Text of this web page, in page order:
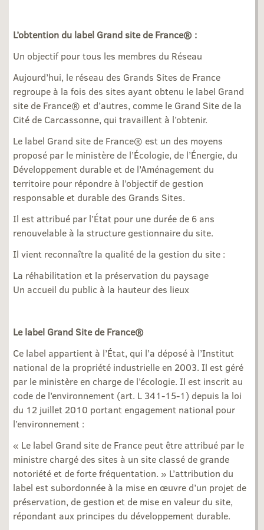
L’obtention du label Grand site de France® :
Un objectif pour tous les membres du Réseau
Aujourd’hui, le réseau des Grands Sites de France
regroupe à la fois des sites ayant obtenu le label Grand
site de France® et d’autres, comme le Grand Site de la
Cité de Carcassonne, qui travaillent à l’obtenir.
Le label Grand site de France® est un des moyens
proposé par le ministère de l’Écologie, de l’Énergie, du
Développement durable et de l’Aménagement du
territoire pour répondre à l’objectif de gestion
responsable et durable des Grands Sites.
Il est attribué par l’État pour une durée de 6 ans
renouvelable à la structure gestionnaire du site.
Il vient reconnaître la qualité de la gestion du site :
La réhabilitation et la préservation du paysage
Un accueil du public à la hauteur des lieux
Le label Grand Site de France®
Ce label appartient à l’État, qui l’a déposé à l’Institut
national de la propriété industrielle en 2003. Il est géré
par le ministère en charge de l’écologie. Il est inscrit au
code de l’environnement (art. L 341-15-1) depuis la loi
du 12 juillet 2010 portant engagement national pour
l’environnement :
« Le label Grand site de France peut être attribué par le
ministre chargé des sites à un site classé de grande
notoriété et de forte fréquentation. » L’attribution du
label est subordonnée à la mise en œuvre d’un projet de
préservation, de gestion et de mise en valeur du site,
répondant aux principes du développement durable.